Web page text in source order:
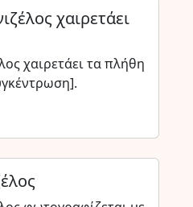
χαιρετάει
χαιρετάει τα πλήθη